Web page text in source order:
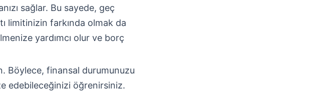
sağlar. Bu sayede, geç
limitinizin farkında olmak da
yardımcı olur ve borç
Böylece, finansal durumunuzu
edebileceğinizi öğrenirsiniz.